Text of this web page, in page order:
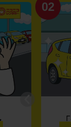
02